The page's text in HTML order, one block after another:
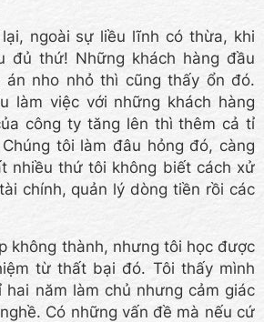
ngoài sự liều lĩnh có thừa, khi
đủ thứ! Những khách hàng đầu
nho nhỏ thì cũng thấy ổn đó.
làm việc với những khách hàng
công ty tăng lên thì thêm cả tỉ
tôi làm đâu hỏng đó, càng
nhiều thứ tôi không biết cách xử
chính, quản lý dòng tiền rồi các
không thành, nhưng tôi học được
từ thất bại đó. Tôi thấy mình
hai năm làm chủ nhưng cảm giác
Có những vấn đề mà nếu cứ